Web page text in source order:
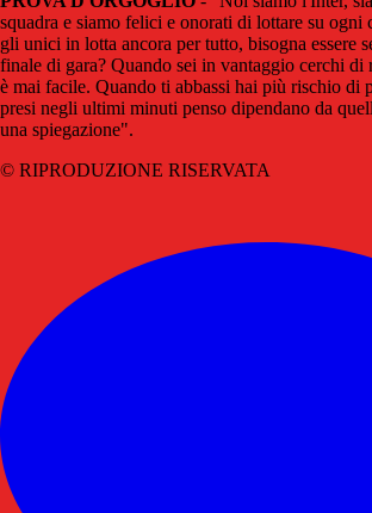
squadra e siamo felici e onorati di lottare su ogni
gli unici in lotta ancora per tutto, bisogna essere
finale di gara? Quando sei in vantaggio cerchi di
è mai facile. Quando ti abbassi hai più rischio di
presi negli ultimi minuti penso dipendano da
una spiegazione".
© RIPRODUZIONE RISERVATA